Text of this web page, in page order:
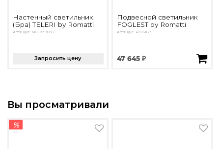
Настенный светильник
(Бра) TELERI by Romatti
Артикул: MOD693039
Запросить цену
Подвесной светильник
FOGLEST by Romatti
Артикул: PD16187
47 645 ₽
Вы просматривали
%